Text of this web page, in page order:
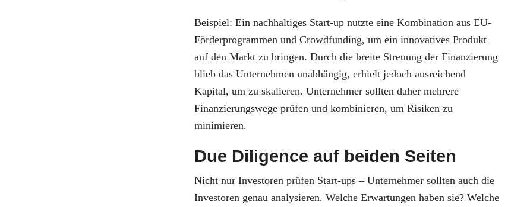
Beispiel: Ein nachhaltiges Start-up nutzte eine Kombination aus EU-
Förderprogrammen und Crowdfunding, um ein innovatives Produkt
auf den Markt zu bringen. Durch die breite Streuung der Finanzierung
blieb das Unternehmen unabhängig, erhielt jedoch ausreichend
Kapital, um zu skalieren. Unternehmer sollten daher mehrere
Finanzierungswege prüfen und kombinieren, um Risiken zu
minimieren.
Due Diligence auf beiden Seiten
Nicht nur Investoren prüfen Start-ups – Unternehmer sollten auch die
Investoren genau analysieren. Welche Erwartungen haben sie? Welche